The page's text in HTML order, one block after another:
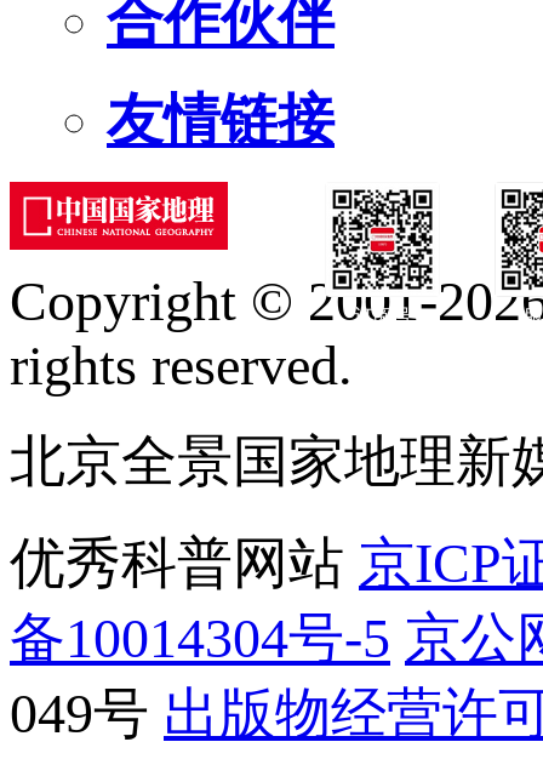
合作伙伴
友情链接
订阅号
Copyright © 2001-
rights reserved.
北京全景国家地理新
优秀科普网站 京ICP
备10014304号-5 京公
049号 出版物经营许